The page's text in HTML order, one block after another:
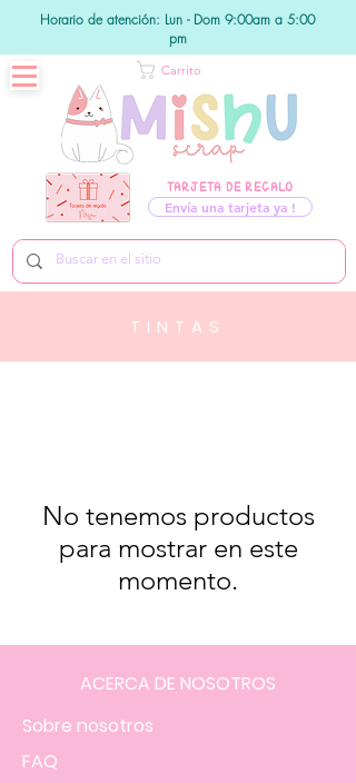
Horario de atención: Lun - Dom 9:00am a 5:00
pm
TARJETA DE REGALO
Envía una tarjeta ya !
Carrito
TINTAS
No tenemos productos
para mostrar en este
momento.
ACERCA DE NOSOTROS
Sobre nosotros
FAQ